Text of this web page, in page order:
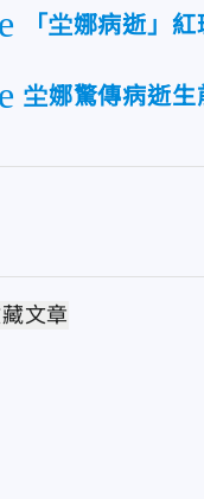
「坣娜病逝」
坣娜驚傳病逝
文章